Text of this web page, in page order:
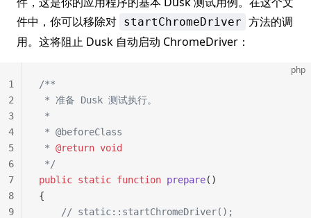
件中，你可以移除对 startChromeDriver 方法的调
用。这将阻止 Dusk 自动启动 ChromeDriver：
php
/**
* 准备 Dusk 测试执行。
*
* @beforeClass
* @return void
*/
public static function prepare()
{
    // static::startChromeDriver();
1
2
3
4
5
6
7
8
9